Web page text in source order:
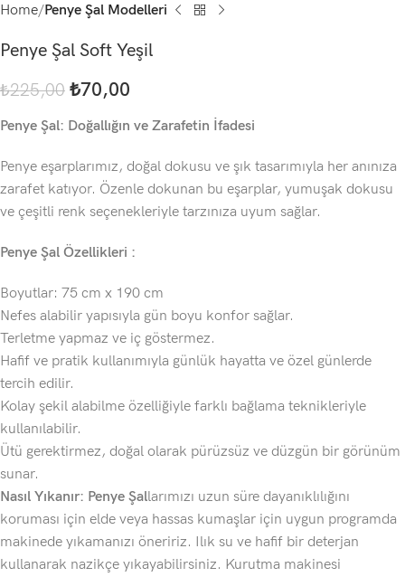
Home Penye Şal Modelleri
Penye Şal Soft Yeşil
₺225,00 ₺70,00
Penye Şal: Doğallığın ve Zarafetin İfadesi
Penye eşarplarımız, doğal dokusu ve şık tasarımıyla her anınıza
zarafet katıyor. Özenle dokunan bu eşarplar, yumuşak dokusu
ve çeşitli renk seçenekleriyle tarzınıza uyum sağlar.
Penye Şal Özellikleri :
Boyutlar: 75 cm x 190 cm
Nefes alabilir yapısıyla gün boyu konfor sağlar.
Terletme yapmaz ve iç göstermez.
Hafif ve pratik kullanımıyla günlük hayatta ve özel günlerde
tercih edilir.
Kolay şekil alabilme özelliğiyle farklı bağlama teknikleriyle
kullanılabilir.
Ütü gerektirmez, doğal olarak pürüzsüz ve düzgün bir görünüm
sunar.
Nasıl Yıkanır: Penye Şallarımızı uzun süre dayanıklılığını
koruması için elde veya hassas kumaşlar için uygun programda
makinede yıkamanızı öneririz. Ilık su ve hafif bir deterjan
kullanarak nazikçe yıkayabilirsiniz. Kurutma makinesi